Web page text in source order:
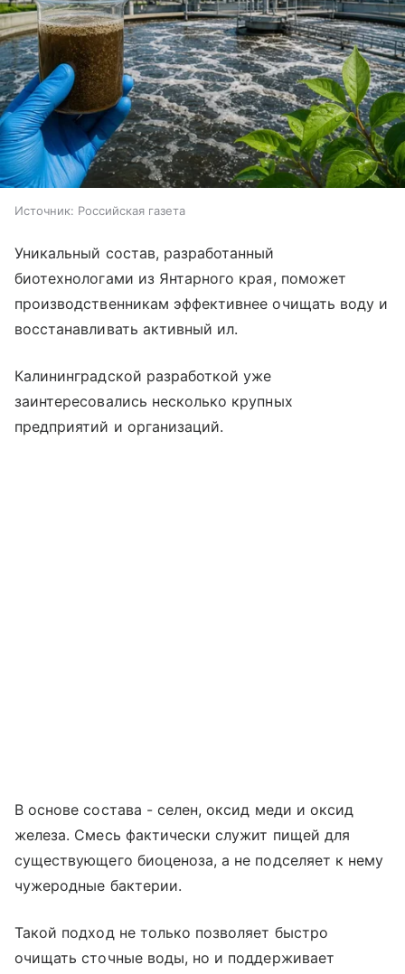
Источник: Российская газета
Уникальный состав, разработанный
биотехнологами из Янтарного края, поможет
производственникам эффективнее очищать воду и
восстанавливать активный ил.
Калининградской разработкой уже
заинтересовались несколько крупных
предприятий и организаций.
В основе состава - селен, оксид меди и оксид
железа. Смесь фактически служит пищей для
существующего биоценоза, а не подселяет к нему
чужеродные бактерии.
Такой подход не только позволяет быстро
очищать сточные воды, но и поддерживает